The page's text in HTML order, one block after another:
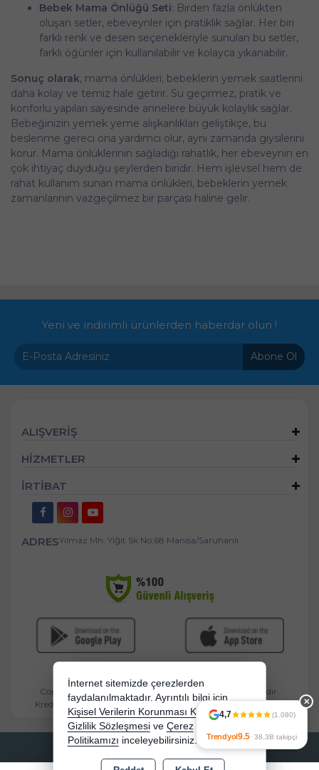
Bebek Mama Önlüğü Seti: Birden fazla önlükten
oluşan setler, ebeveynler için pratiklik sağlar. Her biri
farklı renk ve desen seçenekleriyle sunulan bu setler,
farklı öğünler için kullanılabilir ve kolayca yıkanabilir.
Sonuç olarak, mama önlükleri, bebeklerin yemek saatlerini
daha kolay ve temiz hale getirir. Su geçirmez, pratik ve
konforlu yapıları sayesinde annelere büyük kolaylık sağlar.
Bebeğinizin yemek yeme alışkanlıkları geliştikçe, bu
beslenme gereci ona yardımcı olur, aynı zamanda giysilerini
korur. Mama önlüklerinin sağladığı rahatlık, her ebeveynin en
çok ihtiyaç duyduğu şeylerden biridir. Hem işlevsel hem de
rahat kullanım sunan mama önlükleri, bebeklerin yemek
zamanlarının vazgeçilmez bir parçası haline gelir.
Yeni ve indirimli ürünlerden haberdar olun !
Abone Ol
ALIŞVERİŞ
HİZMETLER
İRTİBAT
ADRESYılmaz Mh. Yiğit Sk No:68 Manisa/Saruhanlı
Copyright 2026 mandasgroup.com - Tüm hakları saklıdır.
Kredi kartı bilgileriniz 256bit SSL sertifikası ile korunmaktadır.
Bu site AKINSOFT E-Ticaret ile hazırlanmıştır.
4,7 (1.080)
Trendyol9.5· 38,3B takipçi
✕
İnternet sitemizde çerezlerden
faydalanılmaktadır. Ayrıntılı bilgi için
Kişisel Verilerin Korunması Kanununu,
Gizlilik Sözleşmesi ve Çerez
Politikamızı inceleyebilirsiniz.